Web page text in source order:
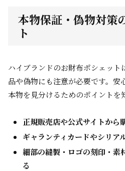
本物保証・偽物対策
ト
ハイブランドのお財布ポシェット
品や偽物にも注意が必要です。安
本物を見分けるためのポイントを
正規販売店や公式サイトから
ギャランティカードやシリア
細部の縫製・ロゴの刻印・素
る